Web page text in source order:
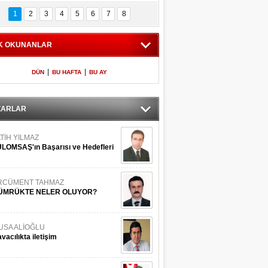
İstanbul
Adaları
600 milletvekilinin
listesi
1 2 3 4 5 6 7 8
OKUNANLAR
DÜN BU HAFTA BU AY
YILMAZ
Başarısı ve Hedefleri
TAHMAZ
NELER OLUYOR?
ALİOĞLU
iletişim